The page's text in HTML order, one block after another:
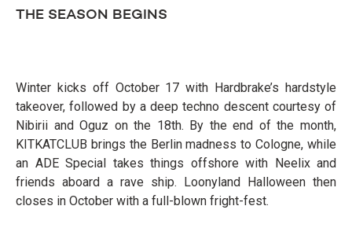
THE SEASON BEGINS
Winter kicks off October 17 with Hardbrake’s hardstyle
takeover, followed by a deep techno descent courtesy of
Nibirii and Oguz on the 18th. By the end of the month,
KITKATCLUB brings the Berlin madness to Cologne, while
an ADE Special takes things offshore with Neelix and
friends aboard a rave ship. Loonyland Halloween then
closes in October with a full-blown fright-fest.